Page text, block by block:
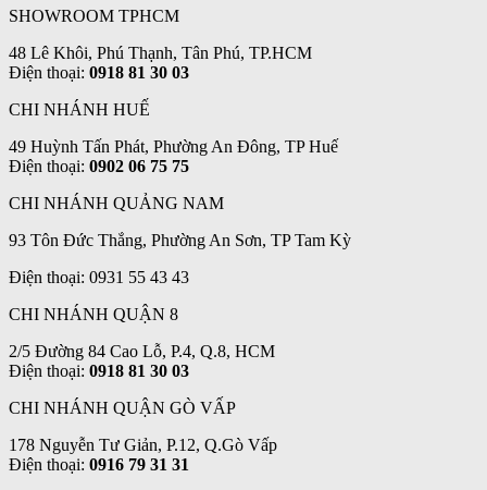
SHOWROOM TPHCM
48 Lê Khôi, Phú Thạnh, Tân Phú, TP.HCM
Điện thoại: 0918 81 30 03
CHI NHÁNH HUẾ
49 Huỳnh Tấn Phát, Phường An Đông, TP Huế
Điện thoại: 0902 06 75 75
CHI NHÁNH QUẢNG NAM
93 Tôn Đức Thắng, Phường An Sơn, TP Tam Kỳ
Điện thoại: 0931 55 43 43
CHI NHÁNH QUẬN 8
2/5 Đường 84 Cao Lỗ, P.4, Q.8, HCM
Điện thoại: 0918 81 30 03
CHI NHÁNH QUẬN GÒ VẤP
178 Nguyễn Tư Giản, P.12, Q.Gò Vấp
Điện thoại: 0916 79 31 31